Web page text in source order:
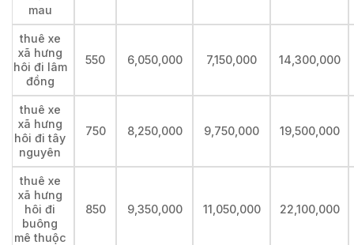
mau
thuê xe
xã hưng
hôi đi lâm
đồng
550 6,050,000 7,150,000 14,300,000
thuê xe
xã hưng
hôi đi tây
nguyên
750 8,250,000 9,750,000 19,500,000
thuê xe
xã hưng
hôi đi
buông
mê thuộc
850 9,350,000 11,050,000 22,100,000